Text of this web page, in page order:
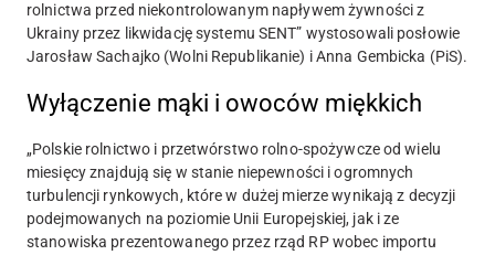
rolnictwa przed niekontrolowanym napływem żywności z
Ukrainy przez likwidację systemu SENT” wystosowali posłowie
Jarosław Sachajko (Wolni Republikanie) i Anna Gembicka (PiS).
Wyłączenie mąki i owoców miękkich
„Polskie rolnictwo i przetwórstwo rolno-spożywcze od wielu
miesięcy znajdują się w stanie niepewności i ogromnych
turbulencji rynkowych, które w dużej mierze wynikają z decyzji
podejmowanych na poziomie Unii Europejskiej, jak i ze
stanowiska prezentowanego przez rząd RP wobec importu